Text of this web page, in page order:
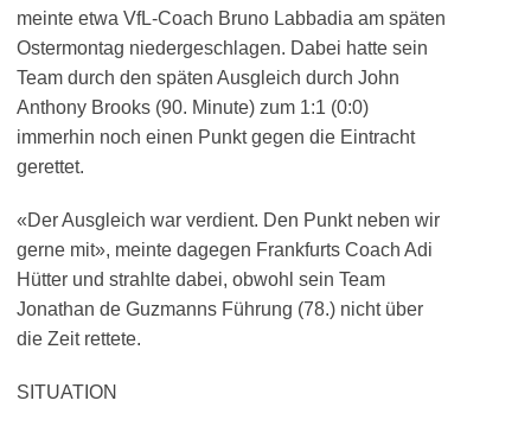
meinte etwa VfL-Coach Bruno Labbadia am späten
Ostermontag niedergeschlagen. Dabei hatte sein
Team durch den späten Ausgleich durch John
Anthony Brooks (90. Minute) zum 1:1 (0:0)
immerhin noch einen Punkt gegen die Eintracht
gerettet.
«Der Ausgleich war verdient. Den Punkt neben wir
gerne mit», meinte dagegen Frankfurts Coach Adi
Hütter und strahlte dabei, obwohl sein Team
Jonathan de Guzmanns Führung (78.) nicht über
die Zeit rettete.
SITUATION